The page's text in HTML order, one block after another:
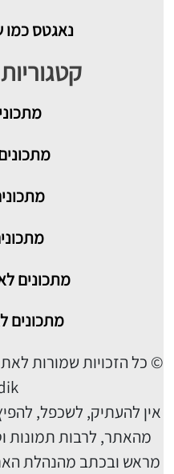
נאגטס
מתכונים
מתכונים
© כל הזכויות שמורות
אין להעתיק, לשכפל,
מהאתר, לרבות תמונות
מראש ובכתב מהנהלת